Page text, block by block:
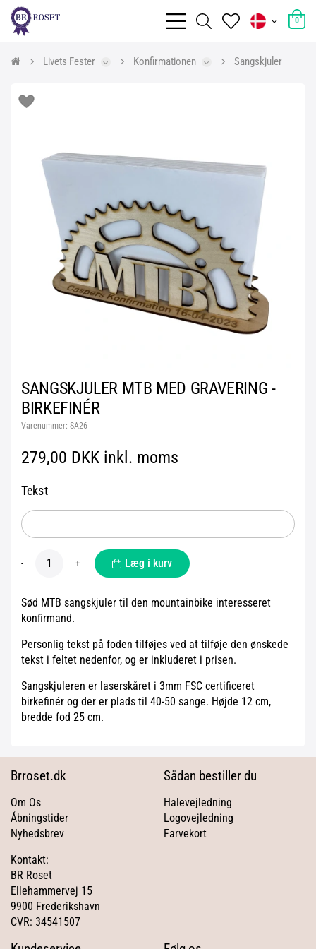
0
Livets Fester Konfirmationen Sangskjuler
SANGSKJULER MTB MED GRAVERING -
BIRKEFINÉR
Varenummer: SA26
279,00 DKK inkl. moms
Tekst
- + Læg i kurv
Sød MTB sangskjuler til den mountainbike interesseret
konfirmand.
Personlig tekst på foden tilføjes ved at tilføje den ønskede
tekst i feltet nedenfor, og er inkluderet i prisen.
Sangskjuleren er laserskåret i 3mm FSC certificeret
birkefinér og der er plads til 40-50 sange. Højde 12 cm,
bredde fod 25 cm.
Brroset.dk
Om Os
Åbningstider
Nyhedsbrev
Kontakt:
BR Roset
Ellehammervej 15
9900 Frederikshavn
CVR: 34541507
Sådan bestiller du
Halevejledning
Logovejledning
Farvekort